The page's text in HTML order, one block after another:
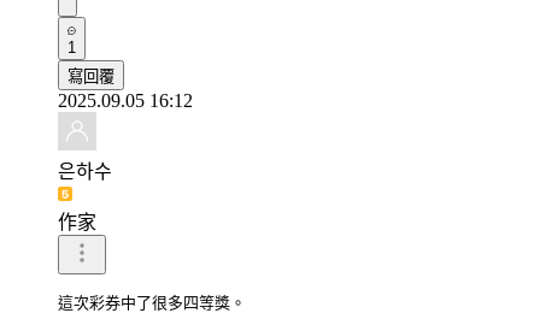
1
寫回覆
2025.09.05 16:12
은하수
作家
這次彩券中了很多四等獎。